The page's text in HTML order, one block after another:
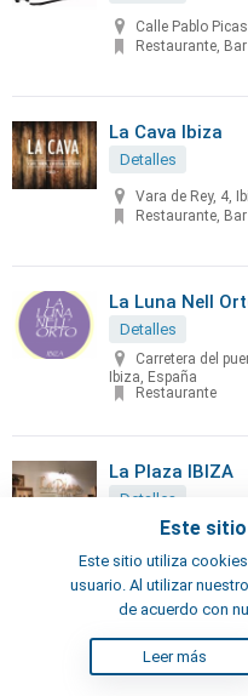
Calle Pablo
Restaurante, Bar
La Cava Ibiza
Detalles
Vara de Rey, 4,
Restaurante, Bar
La Luna Nell
Detalles
Carretera del
Ibiza, España
Restaurante
La Plaza IBIZA
Detalles
Plaza Vila, 18,
Restaurante
La Ponderosa
Detalles
Este
Este sitio utiliza
usuario. Al utilizar
de acuerdo con
Leer más